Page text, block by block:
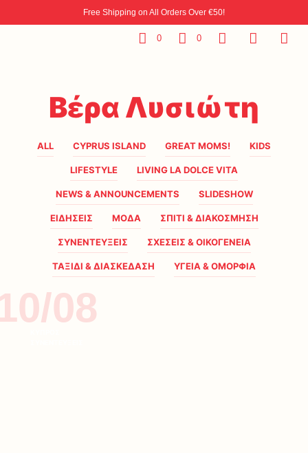
Free Shipping on All Orders Over €50!
0 0
Βέρα Λυσιώτη
ALL CYPRUS ISLAND GREAT MOMS! KIDS
LIFESTYLE LIVING LA DOLCE VITA
NEWS & ANNOUNCEMENTS SLIDESHOW
ΕΙΔΗΣΕΙΣ ΜΟΔΑ ΣΠΙΤΙ & ΔΙΑΚΟΣΜΗΣΗ
ΣΥΝΕΝΤΕΥΞΕΙΣ ΣΧΕΣΕΙΣ & ΟΙΚΟΓΕΝΕΙΑ
ΤΑΞΙΔΙ & ΔΙΑΣΚΕΔΑΣΗ ΥΓΕΙΑ & ΟΜΟΡΦΙΑ
08